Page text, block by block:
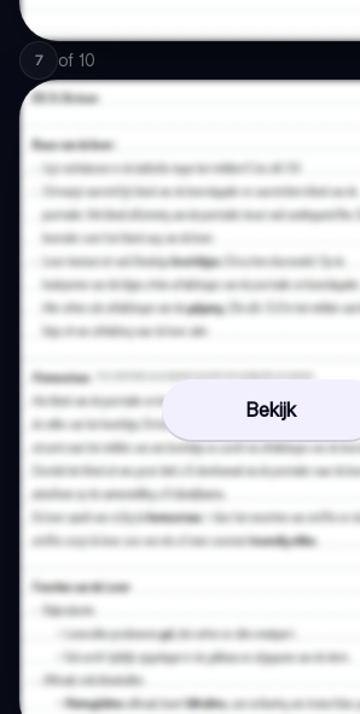
7 of 10
Bekijk